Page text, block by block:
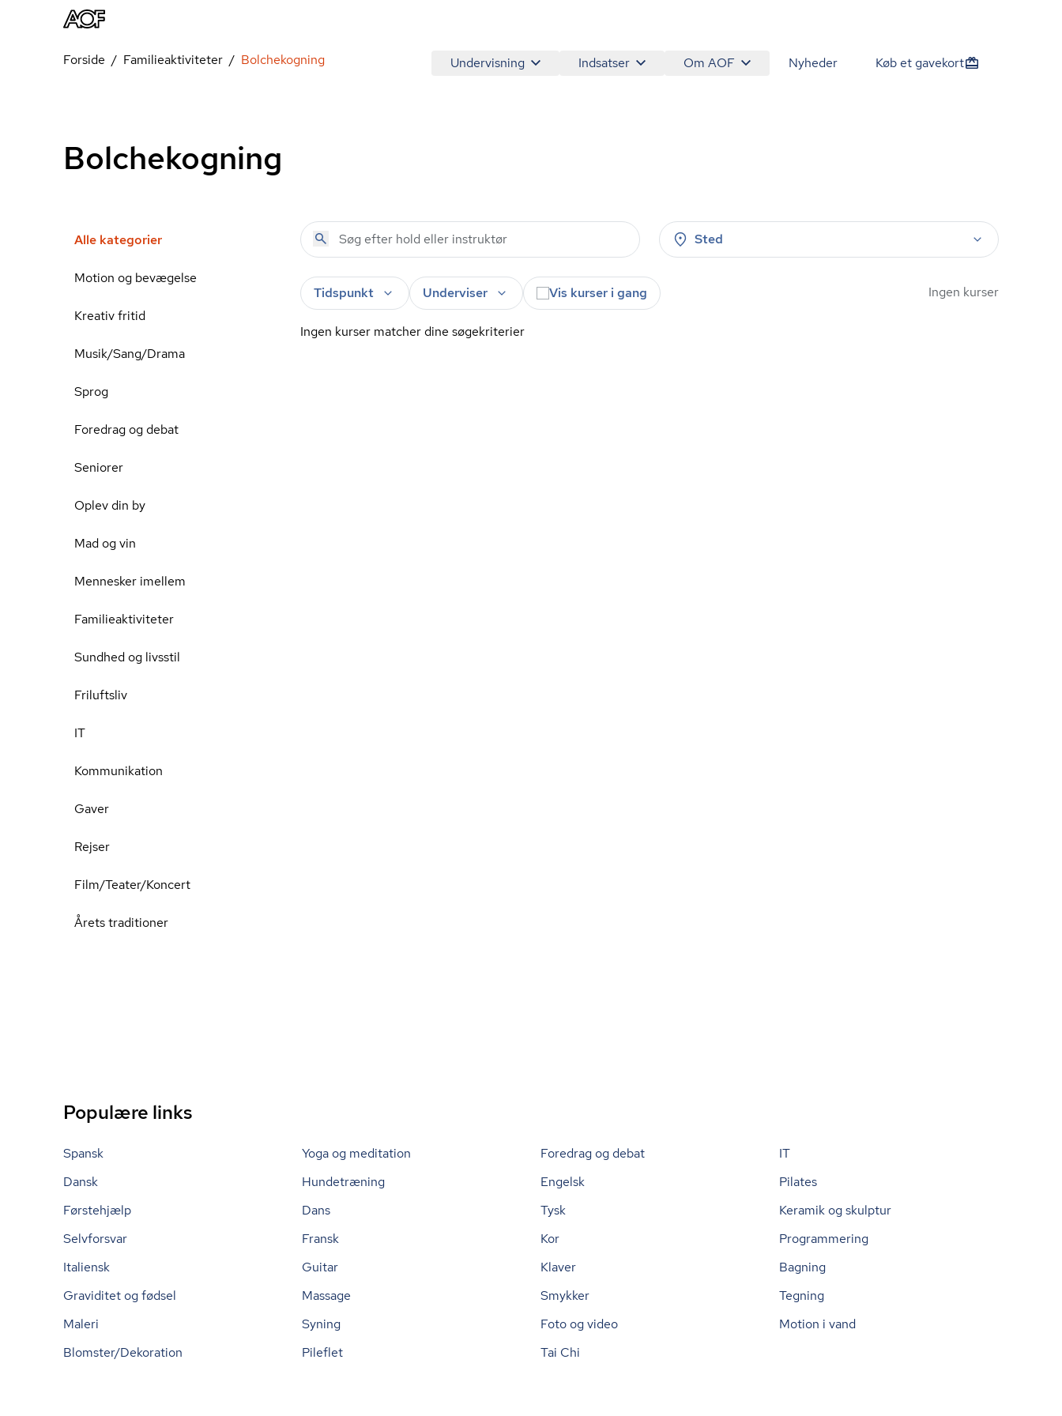
Undervisning Indsatser Om AOF Nyheder Køb et gavekort
Forside Familieaktiviteter Bolchekogning
Bolchekogning
Alle kategorier
Motion og bevægelse
Kreativ fritid
Musik/Sang/Drama
Sprog
Foredrag og debat
Seniorer
Oplev din by
Mad og vin
Mennesker imellem
Familieaktiviteter
Sundhed og livsstil
Friluftsliv
IT
Kommunikation
Gaver
Rejser
Film/Teater/Koncert
Årets traditioner
Sted
Tidspunkt Underviser Vis kurser i gang Ingen kurser
Ingen kurser matcher dine søgekriterier
Populære links
Spansk Yoga og meditation Foredrag og debat
IT
Dansk
Hundetræning Engelsk
Pilates
Førstehjælp
Dans Tysk
Keramik og skulptur
Selvforsvar
Fransk Kor
Programmering
Italiensk
Guitar Klaver
Bagning
Graviditet og fødsel
Massage Smykker
Tegning
Maleri
Syning Foto og video
Motion i vand
Blomster/Dekoration
Pileflet Tai Chi